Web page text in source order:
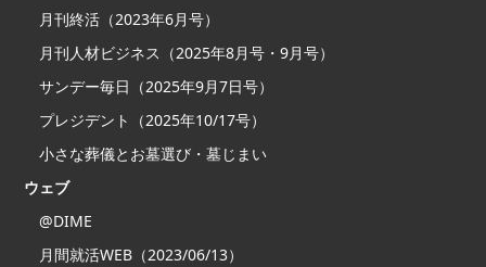
月刊終活（2023年6月号）
月刊人材ビジネス（2025年8月号・9月号）
サンデー毎日（2025年9月7日号）
プレジデント（2025年10/17号）
小さな葬儀とお墓選び・墓じまい
ウェブ
@DIME
月間就活WEB（2023/06/13）